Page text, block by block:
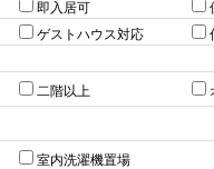
即入居可
ゲストハウス対応
二階以上
室内洗濯機置場